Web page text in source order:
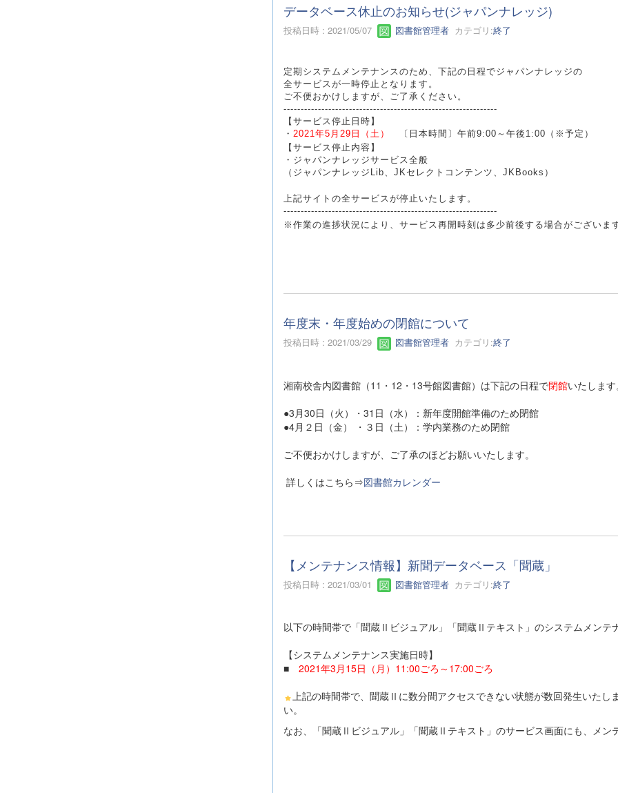
データベース休止のお知らせ(ジャパンナレッジ)
投稿日時 : 2021/05/07 図書館管理者カテゴリ:終了
定期システムメンテナンスのため、下記の日程でジャパンナレッジの
全サービスが一時停止となります。
ご不便おかけしますが、ご了承ください。
--------------------------------------------------------------
【サービス停止日時】
・ 2021年5月29日（土）
〔日本時間〕午前9:00～午後1:00（※予定）
【サービス停止内容】
・ジャパンナレッジサービス全般
（ジャパンナレッジLib、JKセレクトコンテンツ、JKBooks）
上記サイトの全サービスが停止いたします。
--------------------------------------------------------------
※作業の進捗状況により、サービス再開時刻は多少前後する場合がございま
年度末・年度始めの閉館について
投稿日時 : 2021/03/29 図書館管理者カテゴリ:終了
湘南校舎内図書館（11・12・13号館図書館）は下記の日程で閉館いたします。
●3月30日（火）・31日（水）：新年度開館準備のため閉館
●4月２日（金） ・３日（土）：学内業務のため閉館
ご不便おかけしますが、ご了承のほどお願いいたします。
詳しくはこちら⇒図書館カレンダー
【メンテナンス情報】新聞データベース「聞蔵」
投稿日時 : 2021/03/01 図書館管理者カテゴリ:終了
以下の時間帯で「聞蔵Ⅱビジュアル」「聞蔵Ⅱテキスト」のシステムメンテ
【システムメンテナンス実施日時】
■ 2021年3月15日（月）11:00ごろ～17:00ごろ
上記の時間帯で、聞蔵Ⅱに数分間アクセスできない状態が数回発生いたし
い。
なお、「聞蔵Ⅱビジュアル」「聞蔵Ⅱテキスト」のサービス画面にも、メン